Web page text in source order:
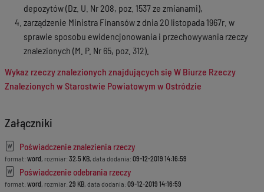
depozytów (Dz. U. Nr 208, poz. 1537 ze zmianami),
zarządzenie Ministra Finansów z dnia 20 listopada 1967r. w
sprawie sposobu ewidencjonowania i przechowywania rzeczy
znalezionych (M. P. Nr 65, poz. 312).
Wykaz rzeczy znalezionych znajdujących się W Biurze Rzeczy
Znalezionych w Starostwie Powiatowym w Ostródzie
Załączniki
Poświadczenie znalezienia rzeczy
format: word, rozmiar: 32.5 KB, data dodania: 09-12-2019 14:16:59
Poświadczenie odebrania rzeczy
format: word, rozmiar: 29 KB, data dodania: 09-12-2019 14:16:59